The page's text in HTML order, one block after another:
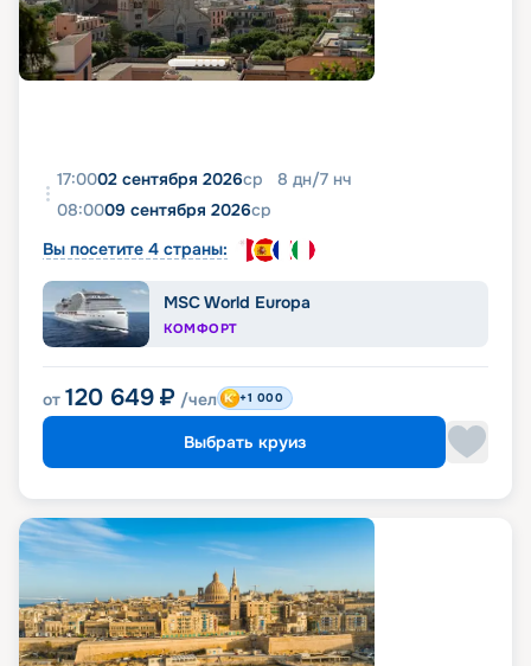
17:0002 сентября 2026ср 8 дн/7 нч
08:0009 сентября 2026ср
Вы посетите 4 страны:
MSC World Europa
КОМФОРТ
от 120 649 ₽ /чел +1 000
Выбрать круиз